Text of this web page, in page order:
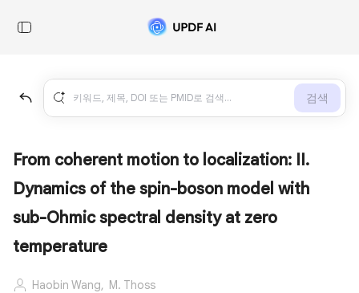
검색
From coherent motion to localization: II.
Dynamics of the spin-boson model with
sub-Ohmic spectral density at zero
temperature
Haobin Wang, M. Thoss